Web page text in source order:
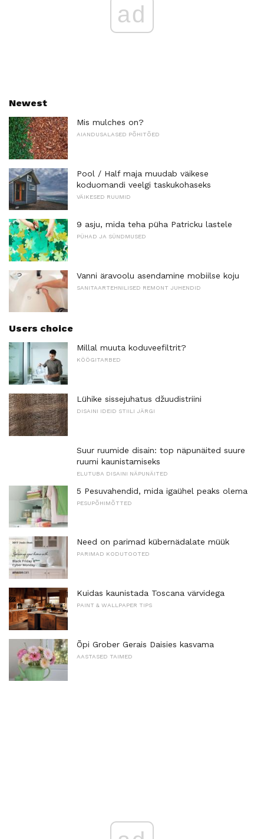
ad
Newest
Mis mulches on?
AIANDUSALASED PÕHITÕED
Pool / Half maja muudab väikese
koduomandi veelgi taskukohaseks
VÄIKESED RUUMID
9 asju, mida teha püha Patricku lastele
PÜHAD JA SÜNDMUSED
Vanni äravoolu asendamine mobiilse koju
SANITAARTEHNILISED REMONT JUHENDID
Users choice
Millal muuta koduveefiltrit?
KÖÖGITARBED
Lühike sissejuhatus džuudistriini
DISAINI IDEID STIILI JÄRGI
Suur ruumide disain: top näpunäited suure
ruumi kaunistamiseks
ELUTUBA DISAINI NÄPUNÄITED
5 Pesuvahendid, mida igaühel peaks olema
PESUPÕHIMÕTTED
Need on parimad kübernädalate müük
PARIMAD KODUTOOTED
Kuidas kaunistada Toscana värvidega
PAINT & WALLPAPER TIPS
Õpi Grober Gerais Daisies kasvama
AASTASED TAIMED